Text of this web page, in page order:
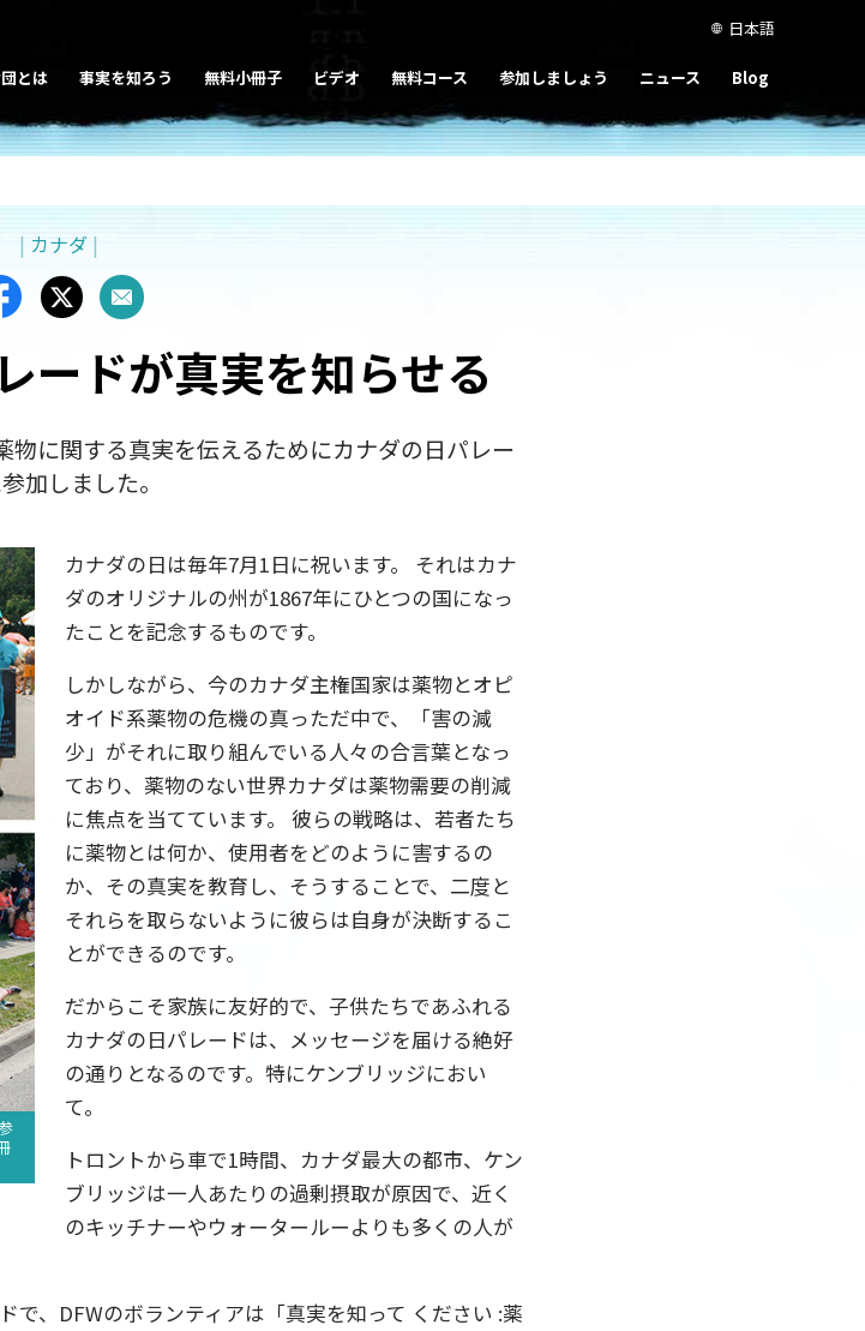
日本語
とは 事実を知ろう 無料小冊子 ビデオ 無料コース 参加しましょう ニュース Blog
| カナダ |
ードが真実を知らせる
に関する真実を伝えるためにカナダの日パレー
加しました。
カナダの日は毎年7月1日に祝います。 それはカナ
ダのオリジナルの州が1867年にひとつの国になっ
たことを記念するものです。
しかしながら、今のカナダ主権国家は薬物とオピ
オイド系薬物の危機の真っただ中で、「害の減
少」がそれに取り組んでいる人々の合言葉となっ
ており、薬物のない世界カナダは薬物需要の削減
に焦点を当てています。 彼らの戦略は、若者たち
に薬物とは何か、使用者をどのように害するの
か、その真実を教育し、そうすることで、二度と
それらを取らないように彼らは自身が決断するこ
とができるのです。
だからこそ家族に友好的で、子供たちであふれる
カナダの日パレードは、メッセージを届ける絶好
の通りとなるのです。特にケンブリッジにおい
て。
トロントから車で1時間、カナダ最大の都市、ケン
ブリッジは一人あたりの過剰摂取が原因で、近く
のキッチナーやウォータールーよりも多くの人が
で、DFWのボランティアは「真実を知って ください :薬